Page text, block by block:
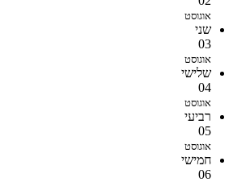
אוגוסט
שני
03
אוגוסט
שלישי
04
אוגוסט
רביעי
05
אוגוסט
חמישי
06